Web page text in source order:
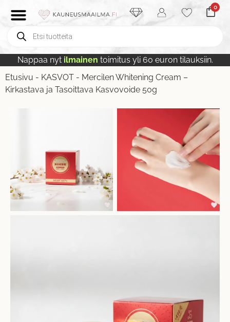
0
Nappaa nyt ilmainen toimitus yli 60 euron tilauksiin.
Etusivu - KASVOT - Mercilen Whitening Cream –
Kirkastava ja Tasoittava Kasvovoide 50g